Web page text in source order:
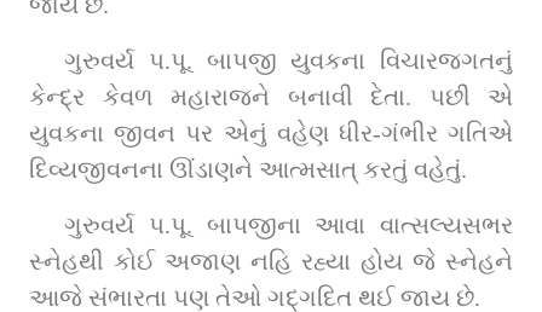
ગુરુવર્ય પ.પૂ. બાપજી યુવકના વિચારજગતનું
કેન્દ્ર કેવળ મહારાજને બનાવી દેતા. પછી એ
યુવકના જીવન પર એનું વહેણ ધીર-ગંભીર ગતિએ
દિવ્યજીવનના ઊંડાણને આત્મસાત્‌ કરતું વહેતું.
ગુરુવર્ય પ.પૂ. બાપજીના આવા વાત્સલ્યસભર
સ્નેહથી કોઈ અજાણ નહિ રહ્યા હોય જે સ્નેહને
આજે સંભારતા પણ તેઓ ગદ્‌ગદિત થઈ જાય છે.